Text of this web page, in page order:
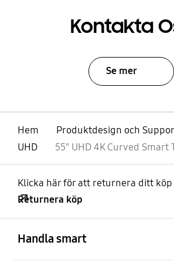
Kontakta
Se mer
Hem Produktdesign och
UHD
55" UHD 4K Curved Smart
Klicka här för att returnera ditt köp
Returnera köp
Handla smart